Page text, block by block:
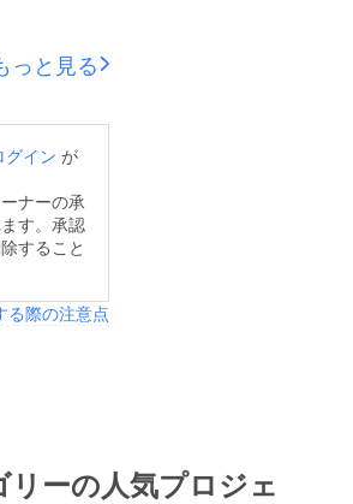
っと見る
グイン が
ナーの承
す。承認
すること
る際の注意点
リーの人気プロジェ